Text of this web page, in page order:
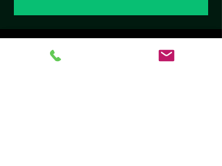
Horário e local